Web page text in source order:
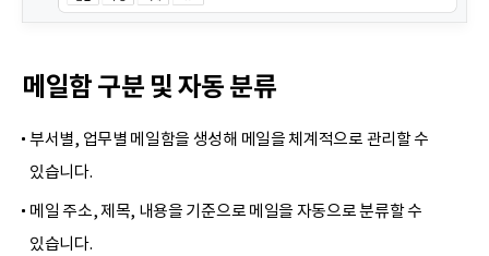
메일함 구분 및 자동 분류
부서별, 업무별 메일함을 생성해 메일을 체계적으로 관리할 수
있습니다.
메일 주소, 제목, 내용을 기준으로 메일을 자동으로 분류할 수
있습니다.